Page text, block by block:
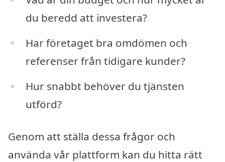
du beredd att investera?
Har företaget bra omdömen och
referenser från tidigare kunder?
Hur snabbt behöver du tjänsten
utförd?
Genom att ställa dessa frågor och
använda vår plattform kan du hitta rätt